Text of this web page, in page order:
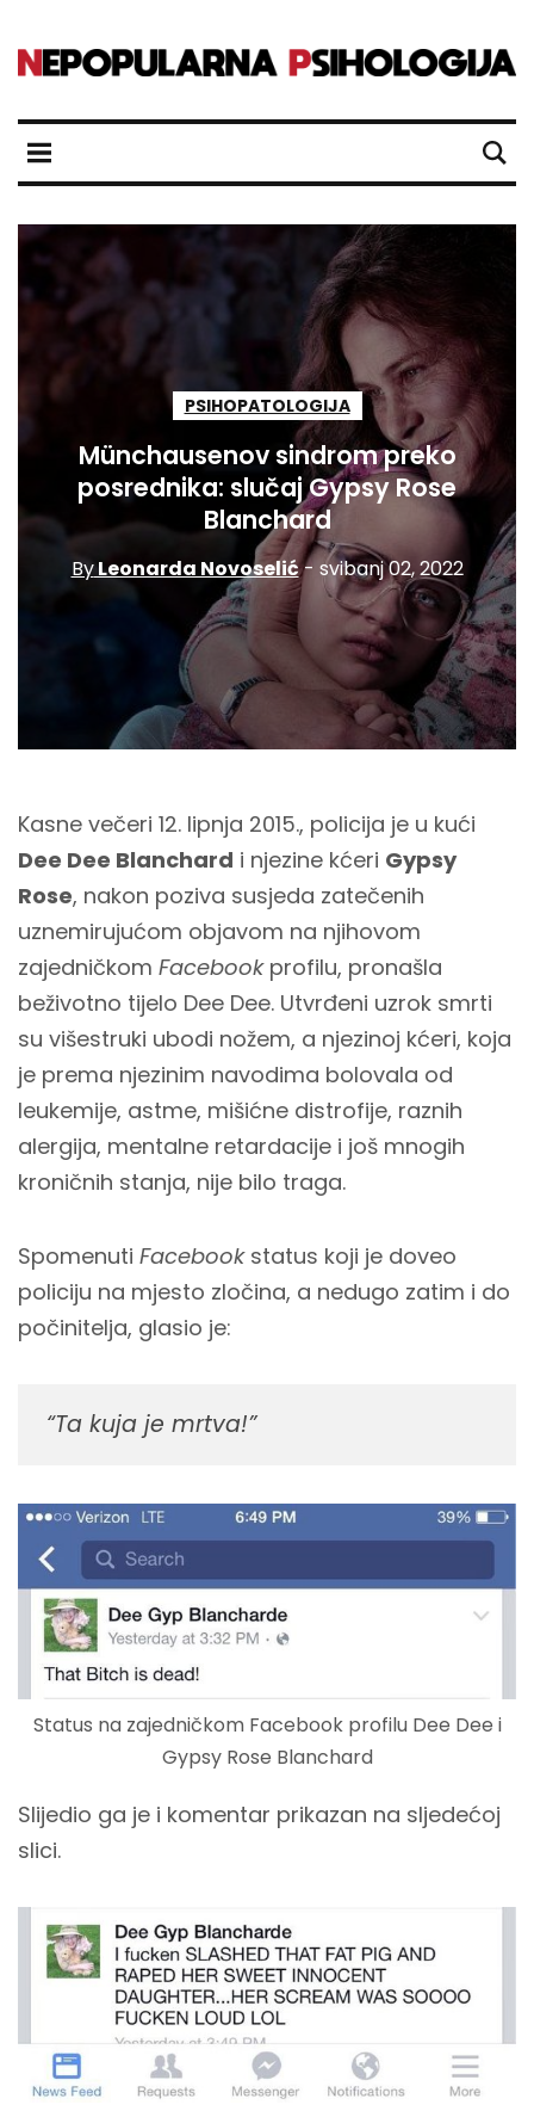
PSIHOPATOLOGIJA
Münchausenov sindrom preko
posrednika: slučaj Gypsy Rose
Blanchard
ByLeonarda Novoselić- svibanj 02, 2022
Kasne večeri 12. lipnja 2015., policija je u kući
Dee Dee Blanchard i njezine kćeri Gypsy
Rose, nakon poziva susjeda zatečenih
uznemirujućom objavom na njihovom
zajedničkom Facebookprofilu, pronašla
beživotno tijelo Dee Dee. Utvrđeni uzrok smrti
su višestruki ubodi nožem, a njezinoj kćeri, koja
je prema njezinim navodima bolovala od
leukemije, astme, mišićne distrofije, raznih
alergija, mentalne retardacije i još mnogih
kroničnih stanja, nije bilo traga.
Spomenuti Facebookstatus koji je doveo
policiju na mjesto zločina, a nedugo zatim i do
počinitelja, glasio je:
“Ta kuja je mrtva!”
Status na zajedničkom Facebook profilu Dee Dee i
Gypsy Rose Blanchard
Slijedio ga je i komentar prikazan na sljedećoj
slici.